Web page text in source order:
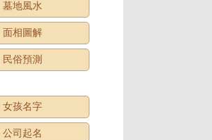
墓地風水
面相圖解
民俗預測
女孩名字
公司起名